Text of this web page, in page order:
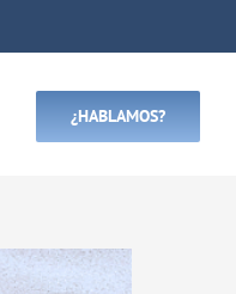
¿HABLAMOS?